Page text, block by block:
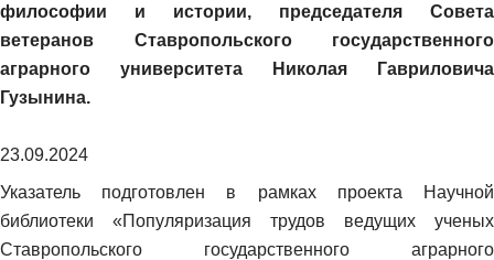
философии и истории, председателя Совета
ветеранов Ставропольского государственного
аграрного университета Николая Гавриловича
Гузынина.
23.09.2024
Указатель подготовлен в рамках проекта Научной
библиотеки «Популяризация трудов ведущих ученых
Ставропольского государственного аграрного